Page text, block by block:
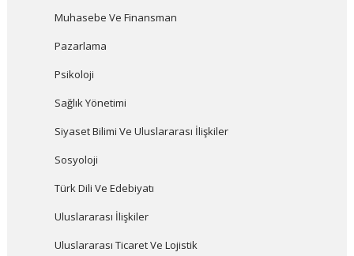
Muhasebe Ve Finansman
Pazarlama
Psikoloji
Sağlık Yönetimi
Siyaset Bilimi Ve Uluslararası İlişkiler
Sosyoloji
Türk Dili Ve Edebiyatı
Uluslararası İlişkiler
Uluslararası Ticaret Ve Lojistik